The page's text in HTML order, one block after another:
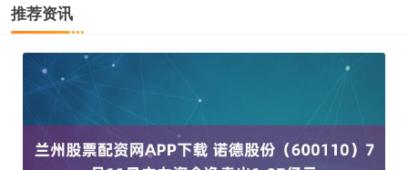
推荐资讯